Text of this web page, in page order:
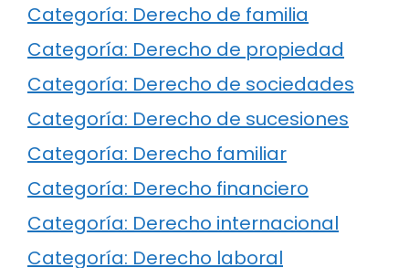
Categoría: Derecho de familia
Categoría: Derecho de propiedad
Categoría: Derecho de sociedades
Categoría: Derecho de sucesiones
Categoría: Derecho familiar
Categoría: Derecho financiero
Categoría: Derecho internacional
Categoría: Derecho laboral